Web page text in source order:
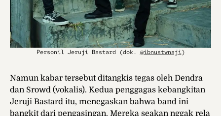
Personil Jeruji Bastard (dok. @ibnustwnaji)
Namun kabar tersebut ditangkis tegas oleh Dendra
dan Srowd (vokalis). Kedua penggagas kebangkitan
Jeruji Bastard itu, menegaskan bahwa band ini
bangkit dari pengasingan. Mereka seakan nggak rela